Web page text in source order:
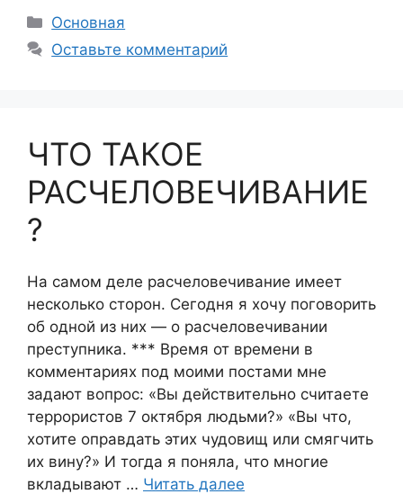
Рубрики
Основная
Оставьте комментарий
ЧТО ТАКОЕ
РАСЧЕЛОВЕЧИВАНИЕ
?
На самом деле расчеловечивание имеет
несколько сторон. Сегодня я хочу поговорить
об одной из них — о расчеловечивании
преступника. *** Время от времени в
комментариях под моими постами мне
задают вопрос: «Вы действительно считаете
террористов 7 октября людьми?» «Вы что,
хотите оправдать этих чудовищ или смягчить
их вину?» И тогда я поняла, что многие
вкладывают … Читать далее